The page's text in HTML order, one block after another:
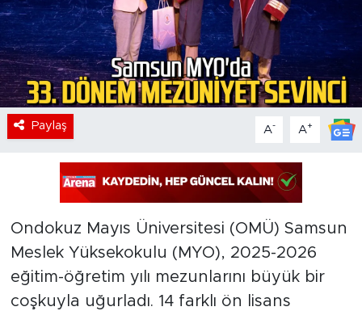
Paylaş A- A+
Ondokuz Mayıs Üniversitesi (OMÜ) Samsun
Meslek Yüksekokulu (MYO), 2025-2026
eğitim-öğretim yılı mezunlarını büyük bir
coşkuyla uğurladı. 14 farklı ön lisans